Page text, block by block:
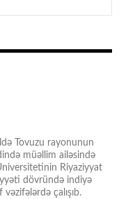
Tovuzu rayonunun
müəllim ailəsində
Riyaziyyat
dövründə indiyə
çalışıb.